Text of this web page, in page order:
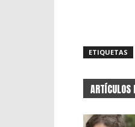
ETIQUETAS
ARTÍCULOS